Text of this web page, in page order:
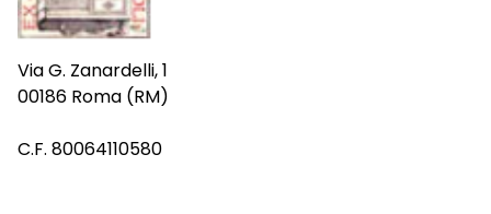
Via G. Zanardelli, 1
00186 Roma (RM)
C.F. 80064110580